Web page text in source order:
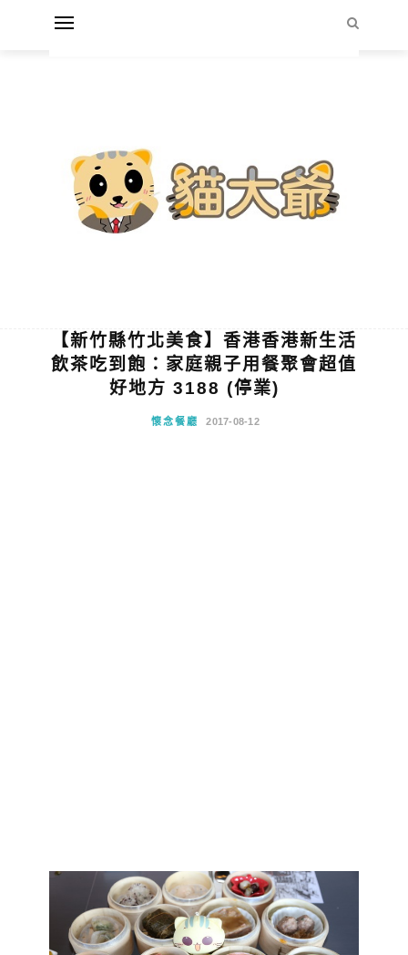
【新竹縣竹北美食】香港香港新生活
飲茶吃到飽：家庭親子用餐聚會超值
好地方 3188 (停業)
懷念餐廳 2017-08-12